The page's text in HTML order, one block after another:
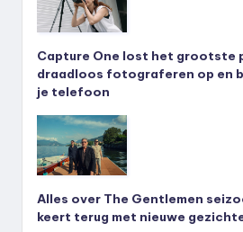
Capture One lost het grootste
draadloos fotograferen op en
je telefoon
Alles over The Gentlemen
keert terug met nieuwe